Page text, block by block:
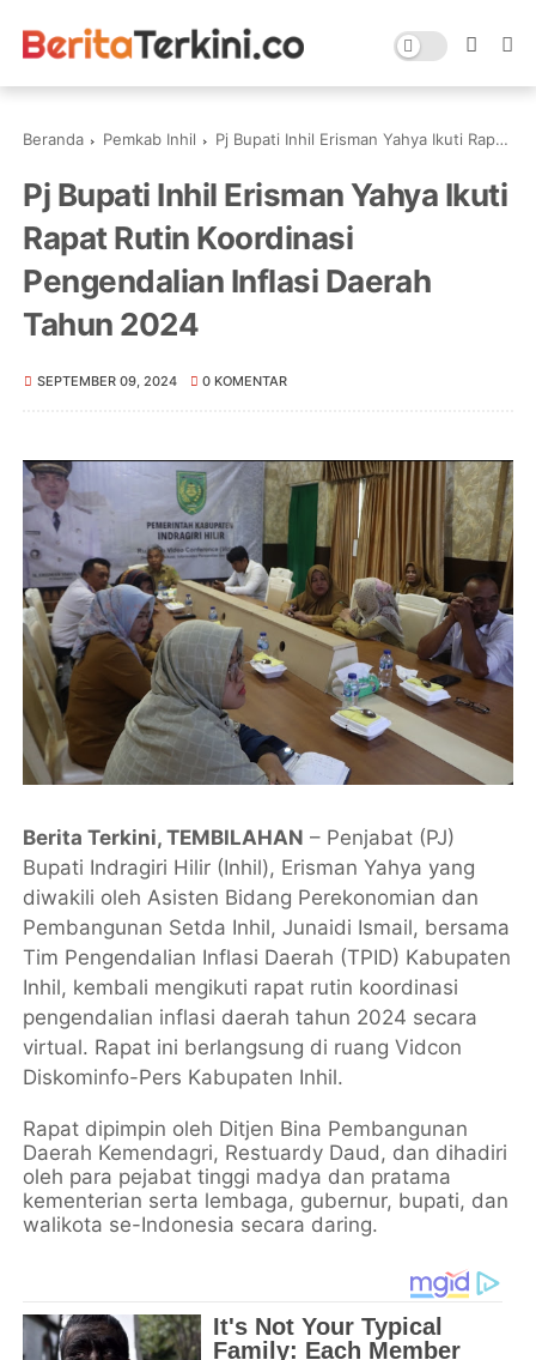
Beranda Pemkab Inhil Pj Bupati Inhil Erisman Yahya Ikuti Rapat Rutin Koordinasi Pengendalian Inflasi Daerah Tahun 2024
Pj Bupati Inhil Erisman Yahya Ikuti
Rapat Rutin Koordinasi
Pengendalian Inflasi Daerah
Tahun 2024
SEPTEMBER 09, 2024 0 KOMENTAR
Berita Terkini, TEMBILAHAN – Penjabat (PJ)
Bupati Indragiri Hilir (Inhil), Erisman Yahya yang
diwakili oleh Asisten Bidang Perekonomian dan
Pembangunan Setda Inhil, Junaidi Ismail, bersama
Tim Pengendalian Inflasi Daerah (TPID) Kabupaten
Inhil, kembali mengikuti rapat rutin koordinasi
pengendalian inflasi daerah tahun 2024 secara
virtual. Rapat ini berlangsung di ruang Vidcon
Diskominfo-Pers Kabupaten Inhil.
Rapat dipimpin oleh Ditjen Bina Pembangunan
Daerah Kemendagri, Restuardy Daud, dan dihadiri
oleh para pejabat tinggi madya dan pratama
kementerian serta lembaga, gubernur, bupati, dan
walikota se-Indonesia secara daring.